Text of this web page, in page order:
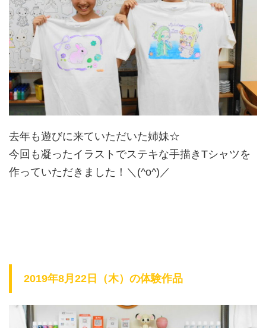
去年も遊びに来ていただいた姉妹☆
今回も凝ったイラストでステキな手描きTシャツを
作っていただきました！＼(^o^)／
2019年8月22日（木）の体験作品